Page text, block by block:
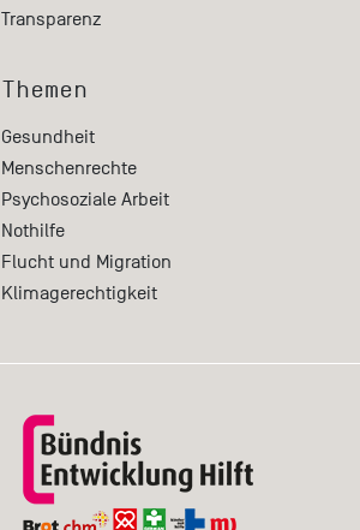
Transparenz
Themen
Gesundheit
Menschenrechte
Psychosoziale Arbeit
Nothilfe
Flucht und Migration
Klimagerechtigkeit